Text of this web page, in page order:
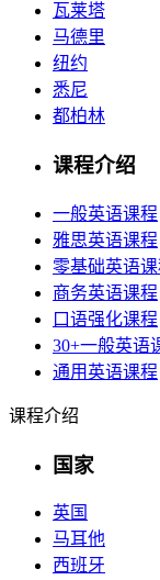
瓦莱塔
马德里
纽约
悉尼
都柏林
课程介绍
一般英语课程
雅思英语课程
零基础英语课
商务英语课程
口语强化课程
30+一般英语
通用英语课程
课程介绍
国家
英国
马耳他
西班牙